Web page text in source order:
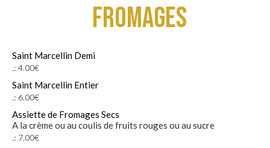
Fromages
Saint Marcellin Demi
.: 4.00€
Saint Marcellin Entier
.: 6.00€
Assiette de Fromages Secs
A la crème ou au coulis de fruits rouges ou au sucre
.: 7.00€